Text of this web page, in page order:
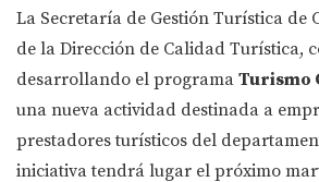
La Secretaría de Gestión Turística de
de la Dirección de Calidad Turística,
desarrollando el programa Turismo
una nueva actividad destinada a
prestadores turísticos del
iniciativa tendrá lugar el próximo